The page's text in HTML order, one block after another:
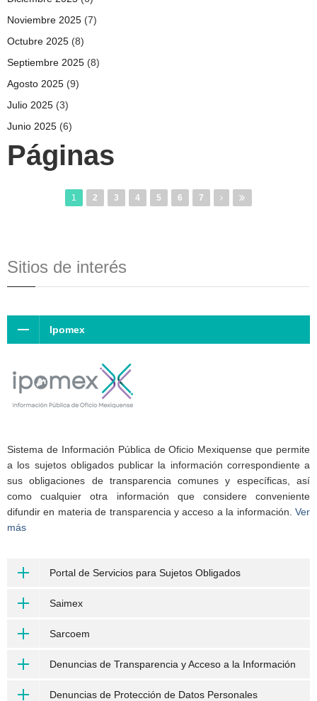
Noviembre 2025 (7)
Octubre 2025 (8)
Septiembre 2025 (8)
Agosto 2025 (9)
Julio 2025 (3)
Junio 2025 (6)
Páginas
1 2 3 4 5 6 7
Sitios de interés
Ipomex
Sistema de Información Pública de Oficio Mexiquense que permite
a los sujetos obligados publicar la información correspondiente a
sus obligaciones de transparencia comunes y específicas, así
como cualquier otra información que considere conveniente
difundir en materia de transparencia y acceso a la información. Ver
más
Portal de Servicios para Sujetos Obligados
Saimex
Sarcoem
Denuncias de Transparencia y Acceso a la Información
Denuncias de Protección de Datos Personales